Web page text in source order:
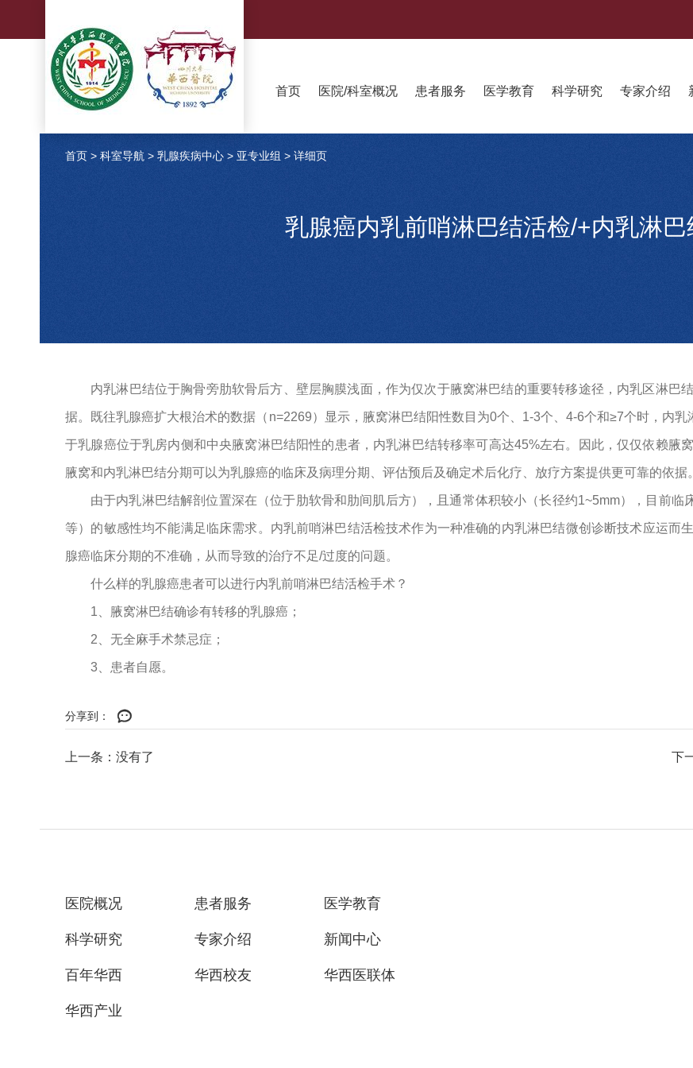
首页 医院/科室概况 患者服务 医学教育 科学研究 专家介绍
首页 > 科室导航 > 乳腺疾病中心 > 亚专业组 > 详细页
乳腺癌内乳前哨淋巴结活检/+内乳淋巴
内乳淋巴结位于胸骨旁肋软骨后方、壁层胸膜浅面，作为仅次于腋窝淋巴结的重要转移途径，内乳区淋巴
据。既往乳腺癌扩大根治术的数据（n=2269）显示，腋窝淋巴结阳性数目为0个、1-3个、4-6个和≥7个时，内
于乳腺癌位于乳房内侧和中央腋窝淋巴结阳性的患者，内乳淋巴结转移率可高达45%左右。因此，仅仅依赖腋
腋窝和内乳淋巴结分期可以为乳腺癌的临床及病理分期、评估预后及确定术后化疗、放疗方案提供更可靠的依据。
由于内乳淋巴结解剖位置深在（位于肋软骨和肋间肌后方），且通常体积较小（长径约1~5mm），目前
等）的敏感性均不能满足临床需求。内乳前哨淋巴结活检技术作为一种准确的内乳淋巴结微创诊断技术应运而
腺癌临床分期的不准确，从而导致的治疗不足/过度的问题。
什么样的乳腺癌患者可以进行内乳前哨淋巴结活检手术？
1、腋窝淋巴结确诊有转移的乳腺癌；
2、无全麻手术禁忌症；
3、患者自愿。
分享到：
上一条：没有了 下
医院概况 患者服务 医学教育
科学研究 专家介绍 新闻中心
百年华西 华西校友 华西医联体
华西产业